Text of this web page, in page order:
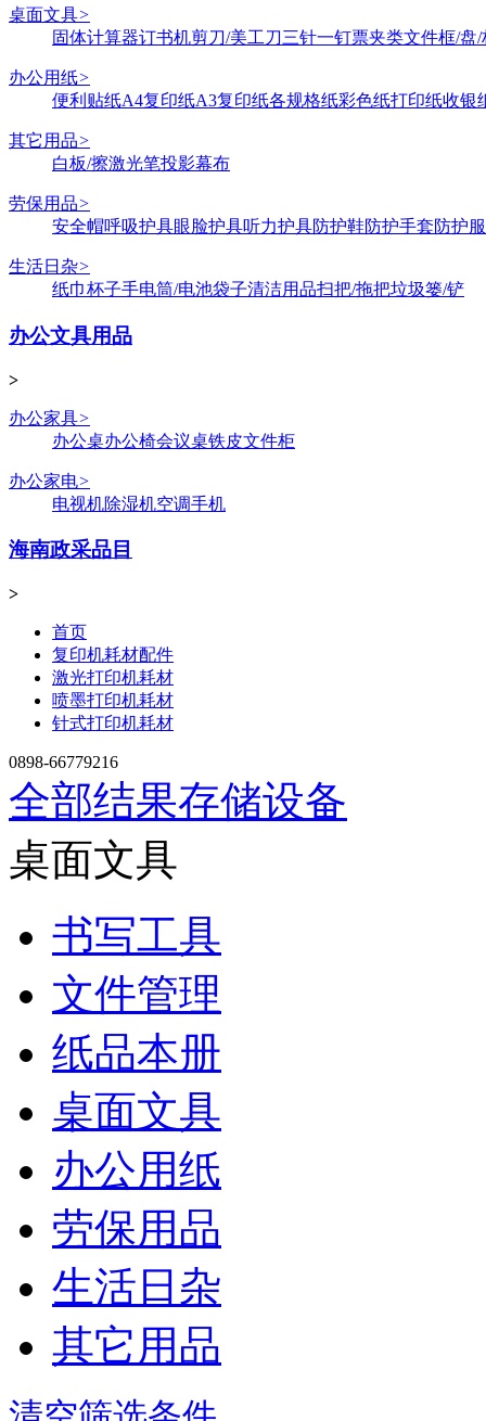
桌面文具>
固体计算器订书机剪刀/美工刀三针一钉票夹类文件框/盘/
办公用纸>
便利贴纸A4复印纸A3复印纸各规格纸彩色纸打印纸收银
其它用品>
白板/擦激光笔投影幕布
劳保用品>
安全帽呼吸护具眼脸护具听力护具防护鞋防护手套防护服
生活日杂>
纸巾杯子手电筒/电池袋子清洁用品扫把/拖把垃圾篓/铲
办公文具用品
>
办公家具>
办公桌办公椅会议桌铁皮文件柜
办公家电>
电视机除湿机空调手机
海南政采品目
>
首页
复印机耗材配件
激光打印机耗材
喷墨打印机耗材
针式打印机耗材
0898-66779216
全部结果存储设备
桌面文具
书写工具
文件管理
纸品本册
桌面文具
办公用纸
劳保用品
生活日杂
其它用品